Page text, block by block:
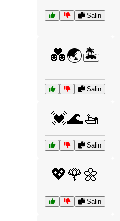
Salin
💑🌏🏝️
Salin
💓🌊🚤
Salin
💖🌹🌼
Salin